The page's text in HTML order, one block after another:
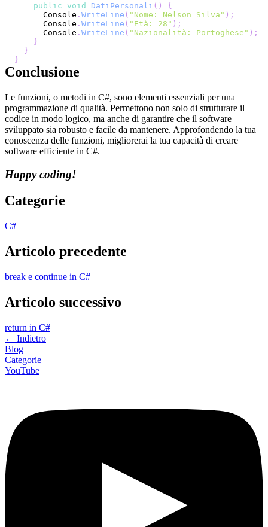
public
void DatiPersonali ( )
{
      Console
. WriteLine ( "Nome: Nelson Silva" ) ;
      Console
. WriteLine ( "Età: 28" ) ;
      Console
. WriteLine ( "Nazionalità: Portoghese" ) ;
}
}
}
Conclusione
Le funzioni, o metodi in C#, sono elementi essenziali per una
programmazione di qualità. Permettono non solo di strutturare il
codice in modo logico, ma anche di garantire che il software
sviluppato sia robusto e facile da mantenere. Approfondendo la tua
conoscenza delle funzioni, migliorerai la tua capacità di creare
software efficiente in C#.
Happy coding!
Categorie
C#
Articolo precedente
break e continue in C#
Articolo successivo
return in C#
← Indietro
Blog
Categorie
YouTube